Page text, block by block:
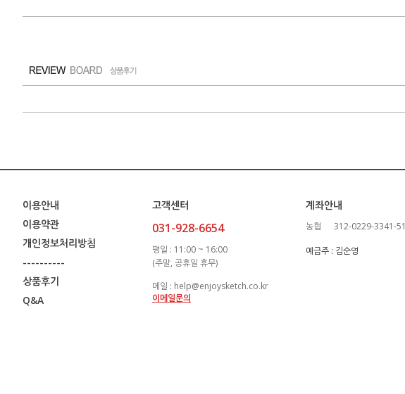
이용안내
이용약관
개인정보처리방침
----------
상품후기
Q&A
고객센터
031-928-6654
평일 : 11:00 ~ 16:00
(주말, 공휴일 휴무)
메일 : help@enjoysketch.co.kr
이메일문의
계좌안내
농협 312-0229-3341-51
예금주 : 김순영